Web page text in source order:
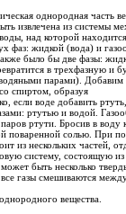
однородная часть
извлечена из системы
над которой
фаз: жидкой (вода) и
было бы две фазы:
в трехфазную и
парами). Добавим
спиртом, образуя
если воде добавить
ртутью и водой.
ртути. Бросив в
солью. При
из нескольких частей,
систему, состоящую
быть несколько
газы смешиваются
вещества.